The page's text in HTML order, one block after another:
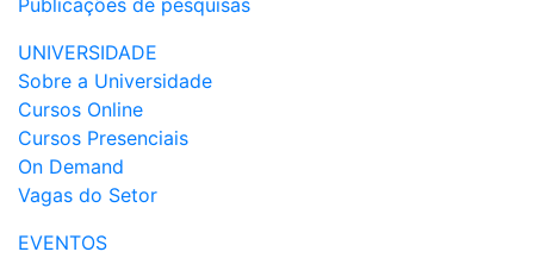
Publicações de pesquisas
UNIVERSIDADE
Sobre a Universidade
Cursos Online
Cursos Presenciais
On Demand
Vagas do Setor
EVENTOS